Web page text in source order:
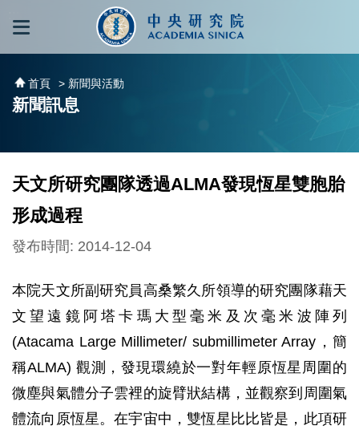
跳到主要內容區塊
首頁 > 新聞與活動
新聞訊息
天文所研究團隊透過ALMA發現恆星雙胞胎
形成過程
發布時間: 2014-12-04
本院天文所副研究員高桑繁久所領導的研究團隊藉天
文望遠鏡阿塔卡瑪大型毫米及次毫米波陣列
(Atacama Large Millimeter/ submillimeter Array，簡
稱ALMA) 觀測，發現環繞於一對年輕原恆星周圍的
微塵與氣體分子雲裡的旋臂狀結構，並觀察到周圍氣
體流向原恆星。在宇宙中，雙恆星比比皆是，此項研